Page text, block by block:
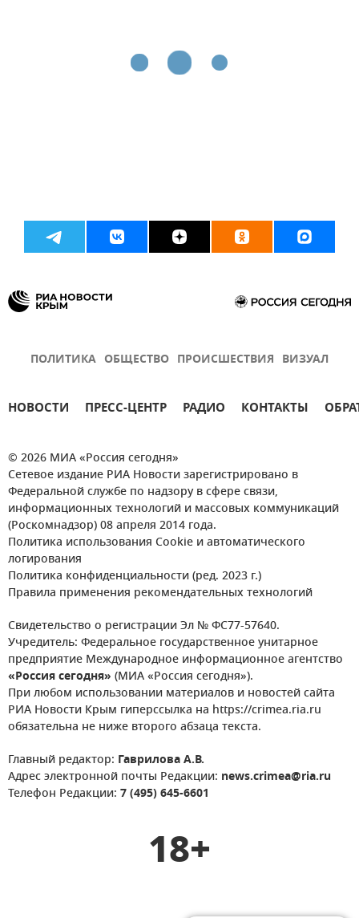
ПОЛИТИКА ОБЩЕСТВО ПРОИСШЕСТВИЯ ВИЗУАЛ
НОВОСТИ ПРЕСС-ЦЕНТР РАДИО КОНТАКТЫ
© 2026 МИА «Россия сегодня»
Сетевое издание РИА Новости зарегистрировано в
Федеральной службе по надзору в сфере связи,
информационных технологий и массовых коммуникаций
(Роскомнадзор) 08 апреля 2014 года.
Политика использования Cookie и автоматического
логирования
Политика конфиденциальности (ред. 2023 г.)
Правила применения рекомендательных технологий
Свидетельство о регистрации Эл № ФС77-57640.
Учредитель: Федеральное государственное унитарное
предприятие Международное информационное агентство
«Россия сегодня» (МИА «Россия сегодня»).
При любом использовании материалов и новостей сайта
РИА Новости Крым гиперссылка на https://crimea.ria.ru
обязательна не ниже второго абзаца текста.
Главный редактор: Гаврилова А.В.
Адрес электронной почты Редакции: news.crimea@ria.ru
Телефон Редакции: 7 (495) 645-6601
18+